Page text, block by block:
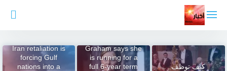
المحتوى
كيف توظف
Graham says she
is running for a
full 6-year term
Iran retaliation is
forcing Gulf
nations into a